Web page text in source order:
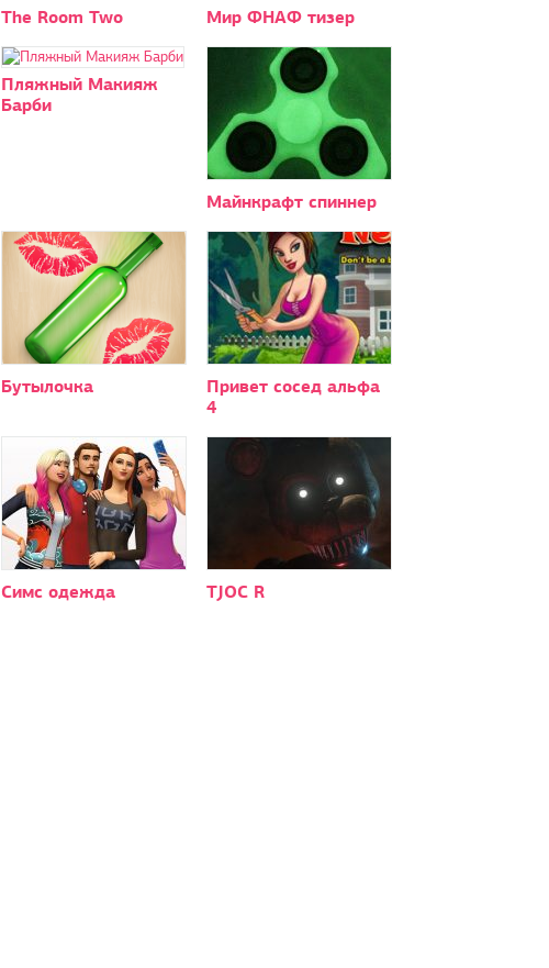
The Room Two Мир ФНАФ тизер
Пляжный Макияж
Барби
Майнкрафт спиннер
Бутылочка
Привет сосед альфа
4
Симс одежда TJOC R